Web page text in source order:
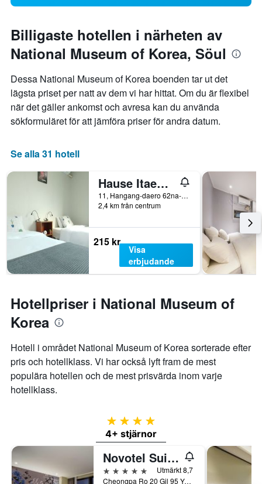
Billigaste hotellen i närheten av
National Museum of Korea, Söul
Dessa National Museum of Korea boenden tar ut det
lägsta priset per natt av dem vi har hittat. Om du är flexibel
när det gäller ankomst och avresa kan du använda
sökformuläret för att jämföra priser för andra datum.
Se alla 31 hotell
Hause Itaewon
11, Hangang-daero 62na-gil, Yongsan-gu, Söul, Sydkorea
2,4 km från centrum
215 kr
Visa
erbjudande
Hotellpriser i National Museum of
Korea
Hotell i området National Museum of Korea sorterade efter
pris och hotellklass. Vi har också lyft fram de mest
populära hotellen och de mest prisvärda inom varje
hotellklass.
4 stjärnor
4+ stjärnor
Novotel Suites Ambassador Seoul Yongsan
5 stjärnor
Utmärkt 8,7
Cheongpa Ro 20 Gil 95 Yongsan Gu, Söul, Sydkorea